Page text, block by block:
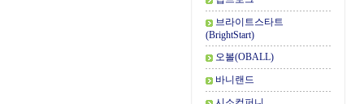
브라이트스타트
(BrightStart)
오볼(OBALL)
바니랜드